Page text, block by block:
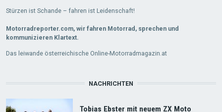
Stürzen ist Schande – fahren ist Leidenschaft!
Motorradreporter.com, wir fahren Motorrad, sprechen und
kommunizieren Klartext.
Das leiwande österreichische Online-Motorradmagazin.at
NACHRICHTEN
Tobias Ebster mit neuem ZX Moto